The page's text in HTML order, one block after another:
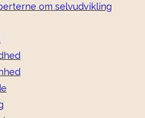
om selvudvikling